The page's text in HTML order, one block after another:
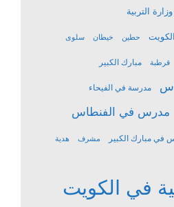
التربية
حطين خيطان سلوى
قرطبة مبارك الكبير
مدرسة في الفيحاء
مدرس في الفنطاس
في مبارك الكبير مشرف هدية
في الكويت